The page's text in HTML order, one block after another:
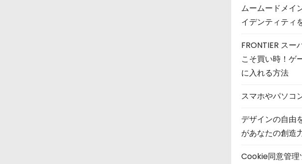
ムームードメイ
イデンティティ
FRONTIER ス
こそ買い時！ゲ
に入れる方法
スマホやパソ
デザインの自由
があなたの創造
Cookie同意管理